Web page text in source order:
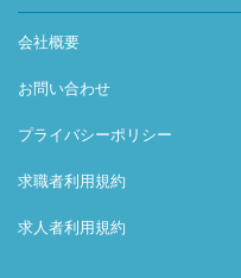
会社概要
お問い合わせ
プライバシーポリシー
求職者利用規約
求人者利用規約